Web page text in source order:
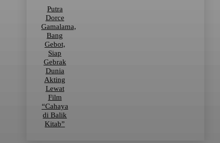
Putra
Dorce
Gamalama,
Bang
Gebot,
Siap
Gebrak
Dunia
Akting
Lewat
Film
“Cahaya
di Balik
Kitab”